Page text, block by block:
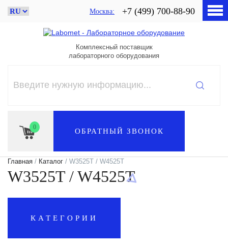
Москва +7 (499) 700-88-90
Комплексный поставщик
лабораторного оборудования
0 ОБРАТНЫЙ ЗВОНОК
Главная / Каталог / W3525T / W4525T
W3525T / W4525T
КАТЕГОРИИ